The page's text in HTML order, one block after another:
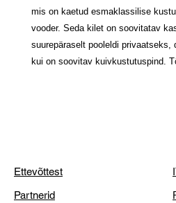
mis on kaetud esmaklassilise
vooder. Seda kilet on soovitatav
suurepäraselt pooleldi
kui on soovitav kuivkustutuspind.
Ettevõttest
Partnerid